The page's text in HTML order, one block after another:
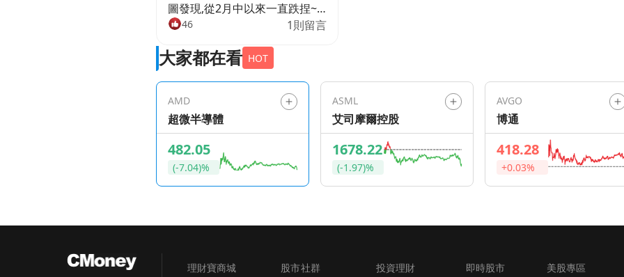
圖發現,從2月中以來一直跌捏~
下禮拜五就是四巫日了 四大指
情呢?😉😉 還沒進場的朋友們
❤️ 漲也不敢進場跌也不敢進場
的話 真的只能靠本業賺錢跟投
資無緣了💔 🍀還在場上的朋友
也別氣餒！好股票值得等待，想
要短線進場撿便宜，不如看看Ｘ
Ｑ選股出來的結果，這時候強勢
46 1則留言
大家都在看 HOT
AMD
超微半導體
482.05
(-7.04)%
ASML
艾司摩爾控股
1678.22
(-1.97)%
AVGO
博通
418.28
+0.03%
理財寶商城 股市社群 投資理財 即時股市 美股專區